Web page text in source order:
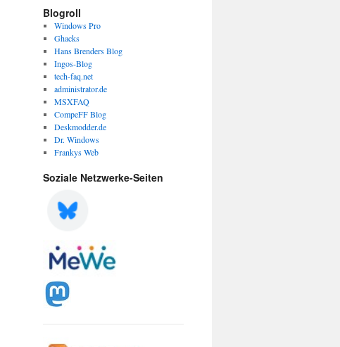
Blogroll
Windows Pro
Ghacks
Hans Brenders Blog
Ingos-Blog
tech-faq.net
administrator.de
MSXFAQ
CompeFF Blog
Deskmodder.de
Dr. Windows
Frankys Web
Soziale Netzwerke-Seiten